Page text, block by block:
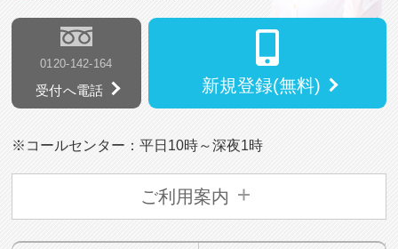
0120-142-164
受付へ電話 新規登録(無料)
※コールセンター：平日10時～深夜1時
ご利用案内